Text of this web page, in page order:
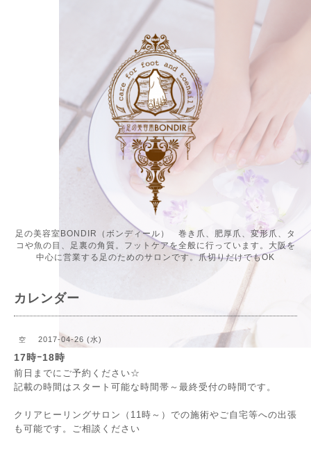
足の美容室BONDIR（ボンディール） 巻き爪、肥厚爪、変形爪、タ
コや魚の目、足裏の角質。フットケアを全般に行っています。大阪を
中心に営業する足のためのサロンです。爪切りだけでもOK
カレンダー
空 2017-04-26 (水)
17時ｰ18時
前日までにご予約ください☆
記載の時間はスタート可能な時間帯～最終受付の時間です。
クリアヒーリングサロン（11時～）での施術やご自宅等への出張
も可能です。ご相談ください